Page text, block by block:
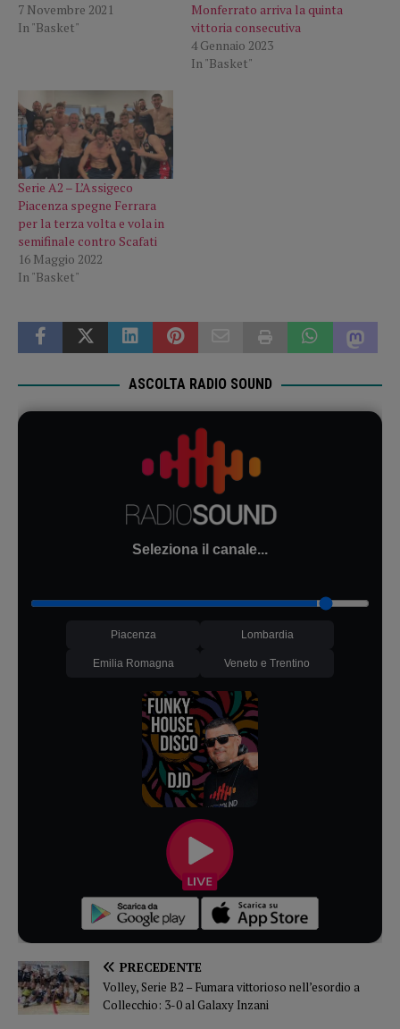
7 Novembre 2021
In "Basket"
Monferrato arriva la quinta
vittoria consecutiva
4 Gennaio 2023
In "Basket"
Serie A2 – L’Assigeco
Piacenza spegne Ferrara
per la terza volta e vola in
semifinale contro Scafati
16 Maggio 2022
In "Basket"
ASCOLTA RADIO SOUND
Seleziona il canale...
Piacenza Lombardia
Emilia Romagna Veneto e Trentino
PRECEDENTE
Volley, Serie B2 – Fumara vittorioso nell’esordio a
Collecchio: 3-0 al Galaxy Inzani